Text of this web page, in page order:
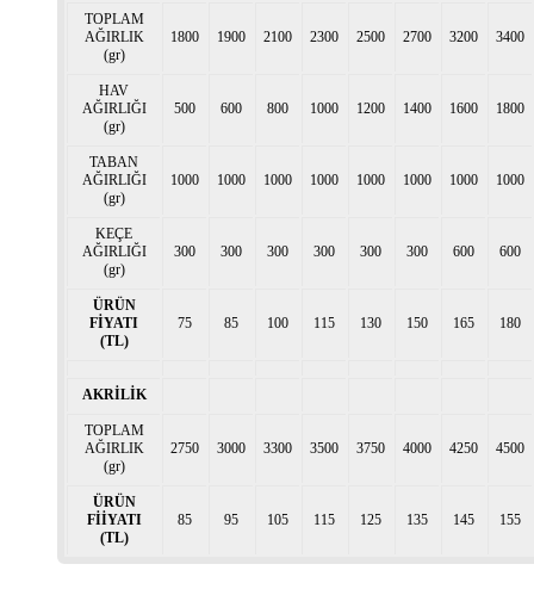
TOPLAM
AĞIRLIK
(gr)
1800 1900 2100 2300 2500 2700 3200 3400
HAV
AĞIRLIĞI
(gr)
500 600 800 1000 1200 1400 1600 1800
TABAN
AĞIRLIĞI
(gr)
1000 1000 1000 1000 1000 1000 1000 1000
KEÇE
AĞIRLIĞI
(gr)
300 300 300 300 300 300 600 600
ÜRÜN
FİYATI
(TL)
75 85 100 115 130 150 165 180
AKRİLİK
TOPLAM
AĞIRLIK
(gr)
2750 3000 3300 3500 3750 4000 4250 4500
ÜRÜN
FİİYATI
(TL)
85 95 105 115 125 135 145 155